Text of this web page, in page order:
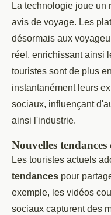
La technologie joue un
avis de voyage. Les
désormais aux
réel, enrichissant ainsi
touristes sont de plus
instantanément leurs
sociaux, influençant
ainsi l'industrie.
Nouvelles
Les touristes actuels
tendances pour
exemple, les vidéos
sociaux capturent des